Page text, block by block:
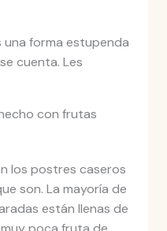
una forma estupenda
cuenta. Les
con frutas
los postres caseros
son. La mayoría de
están llenas de